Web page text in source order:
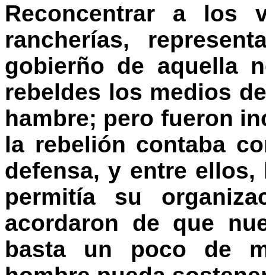
Reconcentrar a los
rancherías,
gobierño de aquella
rebeldes los medios
hambre; pero fueron
la rebelión contaba
defensa, y entre
permitía su
acordaron de que
basta un poco de